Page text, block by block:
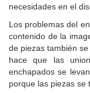
necesidades en el
Los problemas del
contenido de la
de piezas también
hace que las
enchapados se
porque las piezas se